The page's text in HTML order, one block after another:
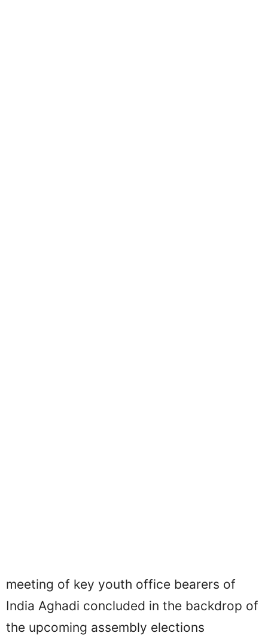
meeting of key youth office bearers of
India Aghadi concluded in the backdrop of
the upcoming assembly elections